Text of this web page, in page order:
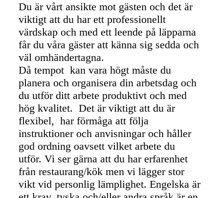
Du är vårt ansikte mot gästen och det är
viktigt att du har ett professionellt
värdskap och med ett leende på läpparna
får du våra gäster att känna sig sedda och
väl omhändertagna.
Då tempot kan vara högt måste du
planera och organisera din arbetsdag och
du utför ditt arbete produktivt och med
hög kvalitet. Det är viktigt att du är
flexibel, har förmåga att följa
instruktioner och anvisningar och håller
god ordning oavsett vilket arbete du
utför. Vi ser gärna att du har erfarenhet
från restaurang/kök men vi lägger stor
vikt vid personlig lämplighet. Engelska är